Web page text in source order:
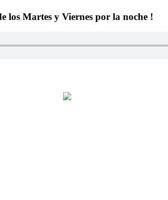
los Martes y Viernes por la noche !